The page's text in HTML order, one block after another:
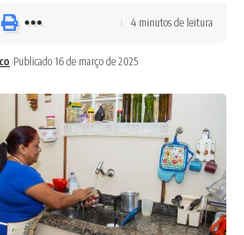
Publicado 16 de março de 2025
4 minutos de leitura